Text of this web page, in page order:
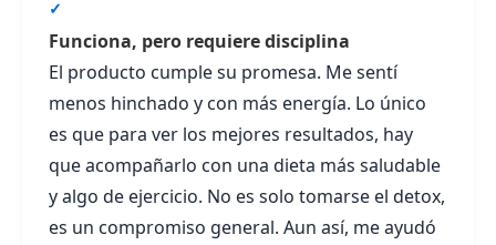
✓
Funciona, pero requiere disciplina
El producto cumple su promesa. Me sentí
menos hinchado y con más energía. Lo único
es que para ver los mejores resultados, hay
que acompañarlo con una dieta más saludable
y algo de ejercicio. No es solo tomarse el detox,
es un compromiso general. Aun así, me ayudó